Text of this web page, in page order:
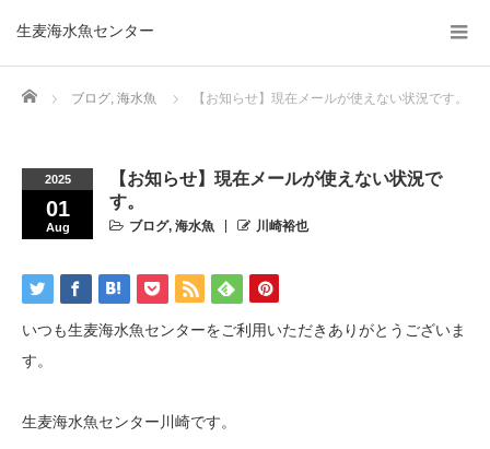
生麦海水魚センター
Home ブログ, 海水魚 【お知らせ】現在メールが使えない状況です。
2025
01
Aug
【お知らせ】現在メールが使えない状況で
す。
ブログ, 海水魚 川崎裕也
いつも生麦海水魚センターをご利用いただきありがとうございま
す。
生麦海水魚センター川崎です。